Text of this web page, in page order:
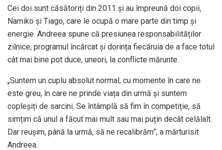
Cei doi sunt căsătoriți din 2011 și au împreună doi copii,
Namiko și Tiago, care le ocupă o mare parte din timp și
energie. Andreea spune că presiunea responsabilităților
zilnice, programul încărcat și dorința fiecăruia de a face totul
cât mai bine pot duce, uneori, la conflicte mărunte.
„Suntem un cuplu absolut normal, cu momente în care ne
este greu, în care ne prinde viața din urmă și suntem
copleșiți de sarcini. Se întâmplă să fim în competiție, să
simțim că unul a făcut mai mult sau mai puțin decât celălalt.
Dar reușim, până la urmă, să ne recalibrăm”, a mărturisit
Andreea.